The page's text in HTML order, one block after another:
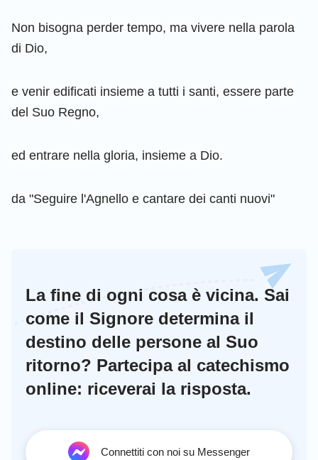
Non bisogna perder tempo, ma vivere nella parola
di Dio,
e venir edificati insieme a tutti i santi, essere parte
del Suo Regno,
ed entrare nella gloria, insieme a Dio.
da "Seguire l'Agnello e cantare dei canti nuovi"
La fine di ogni cosa è vicina. Sai
come il Signore determina il
destino delle persone al Suo
ritorno? Partecipa al catechismo
online: riceverai la risposta.
Connettiti con noi su Messenger